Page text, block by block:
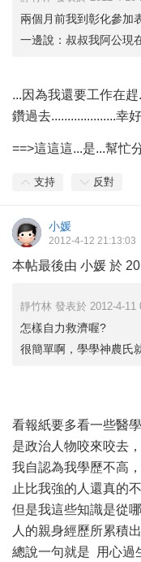
兩個月前我到彰化參加
一邊說：叔叔我阿公現
...因為我還要工作在
鑽過去....................幸
==>這這這...是...幫忙
支持 反對
小媛
2012-4-12 21:13:03
本帖最後由 小媛 於
靜竹林 發表於 2012-4-11
怎樣自力救濟喔?
很簡單啊，學學神農
看報紙要多看一些醫
是政治人物咬來咬去
我自認為我學歷不高
止比我強的人還真的不
但是我這些知識是從
人的親身經歷所累積出
總說一句就是 用心過